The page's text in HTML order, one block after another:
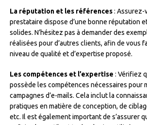
La réputation et les références: Assurez-
prestataire dispose d’une bonne réputation
solides. N’hésitez pas à demander des
réalisées pour d’autres clients, afin de vous
niveau de qualité et d’expertise proposé.
Les compétences et l’expertise : Vérifiez
possède les compétences nécessaires pour
campagnes d’e-mails. Cela inclut la
pratiques en matière de conception, de
etc. Il est également important de s’assurer